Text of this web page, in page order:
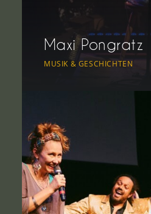
Maxi Pongratz
MUSIK & GESCHICHTEN